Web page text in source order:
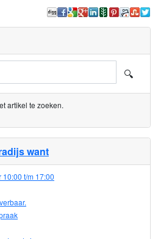
🔍
artikel te zoeken.
want
10:00 t/m 17:00